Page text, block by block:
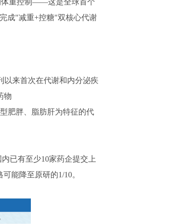
体重控制——这是全球首个
成"减重+控糖"双核心代谢
来首次在代谢和内分泌疾
物
肥胖、脂肪肝为特征的代
已有至少10家药企提交上
能降至原研的1/10。